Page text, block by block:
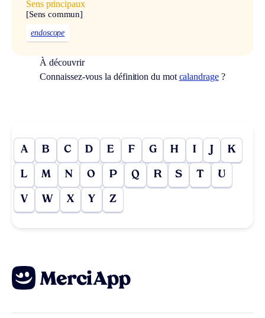
Sens principaux
[Sens commun]
endoscope
À découvrir
Connaissez-vous la définition du mot calandrage?
A B C D E F G H I J K
L M N O P Q R S T U
V W X Y Z